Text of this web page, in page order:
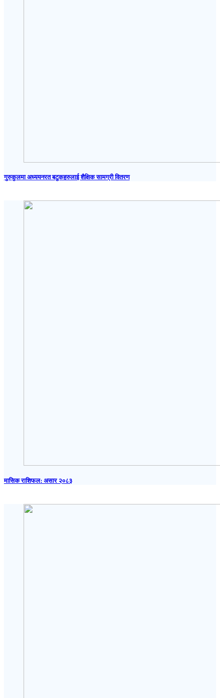
गुरुकुलमा अध्ययनरत बटुकहरुलाई शैक्षिक सामग्री वितरण
मासिक राशिफल: असार २०८३